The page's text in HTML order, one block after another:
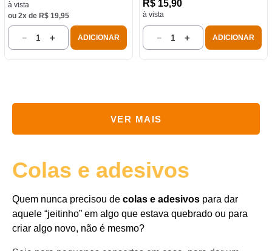
à vista
ou 2x de R$ 19,95
＋
－ ADICIONAR
R$ 15,90
à vista
＋
－ ADICIONAR
Colas e adesivos
Quem nunca precisou de colas e adesivos para dar
aquele “jeitinho” em algo que estava quebrado ou para
criar algo novo, não é mesmo?